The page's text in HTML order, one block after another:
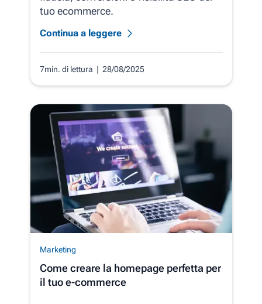
tuo ecommerce.
Continua a leggere
7min. di lettura | 28/08/2025
Marketing
Come creare la homepage perfetta per
il tuo e-commerce